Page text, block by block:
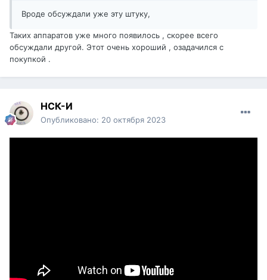
Вроде обсуждали уже эту штуку,
Таких аппаратов уже много появилось , скорее всего
обсуждали другой. Этот очень хороший , озадачился с
покупкой .
НСК-И
Опубликовано: 20 октября 2023